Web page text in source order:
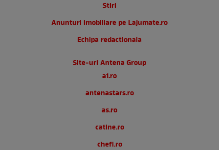
Stiri
Anunturi imobiliare pe Lajumate.ro
Echipa redactionala
Site-uri Antena Group
a1.ro
antenastars.ro
as.ro
catine.ro
chefi.ro